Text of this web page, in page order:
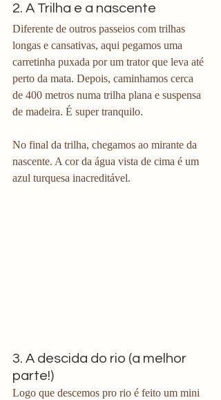
2. A Trilha e a nascente
Diferente de outros passeios com trilhas
longas e cansativas, aqui pegamos uma
carretinha puxada por um trator que leva até
perto da mata. Depois, caminhamos cerca
de 400 metros numa trilha plana e suspensa
de madeira. É super tranquilo.
No final da trilha, chegamos ao mirante da
nascente. A cor da água vista de cima é um
azul turquesa inacreditável.
3. A descida do rio (a melhor
parte!)
Logo que descemos pro rio é feito um mini